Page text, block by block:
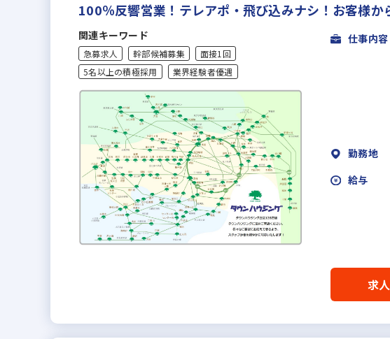
100％反響営業！テレアポ・飛び込みナシ！お客様
関連キーワード
急募求人 幹部候補募集
面接1回
5名以上の積極採用
業界経験者優遇
仕事内容
勤務地
給与
求